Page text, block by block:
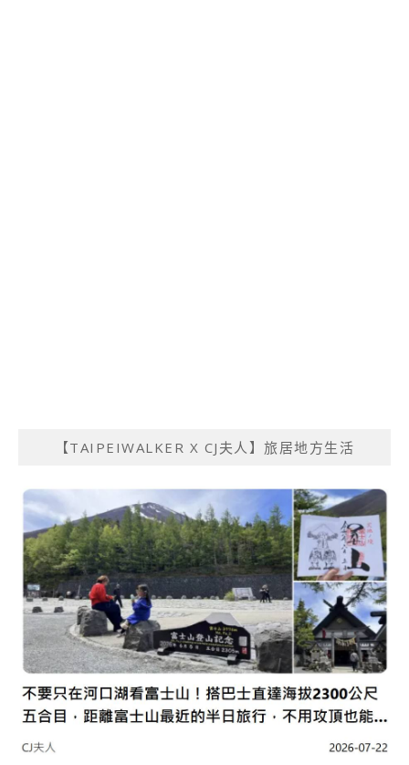
【TAIPEIWALKER X CJ夫人】旅居地方生活